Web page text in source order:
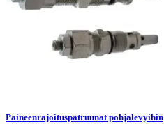
Paineenrajoituspatruunat pohjalevyihin